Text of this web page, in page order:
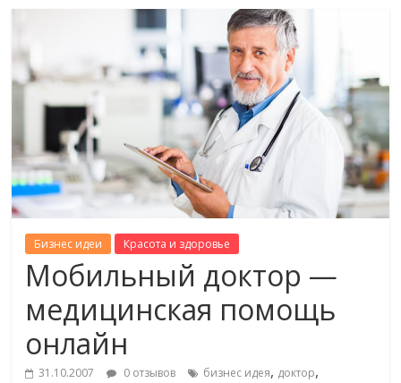
Бизнес идеи Красота и здоровье
Мобильный доктор —
медицинская помощь
онлайн
31.10.2007 0 отзывов бизнес идея, доктор,